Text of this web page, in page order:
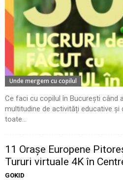
Unde mergem cu copilul
Ce faci cu copilul în București când
multitudine de activități educative și
toate...
11 Oraşe Europene
Tururi virtuale 4K în
GOKID